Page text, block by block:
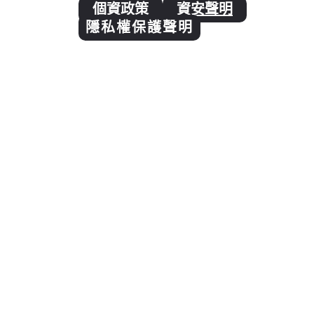
個資政策
資安聲明
隱私權保護聲明